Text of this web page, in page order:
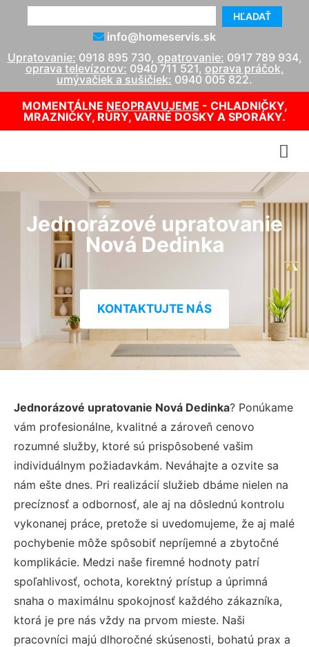
HĽADAŤ
info@homeservis.sk
Upratovanie: 0918 895 730, opatrovanie: 0917 789 934,
oprava televízorov: 0940 711 521, oprava práčok,
umývačiek a sušičiek: 0940 005 822.
MOMENTÁLNE NEOPRAVUJEME - CHLADNIČKY,
MRAZNIČKY, RÚRY, VARNÉ DOSKY A SPORÁKY.
Jednorázové upratovanie
Nová Dedinka
KONTAKTUJTE NÁS
Jednorázové upratovanie Nová Dedinka? Ponúkame
vám profesionálne, kvalitné a zároveň cenovo
rozumné služby, ktoré sú prispôsobené vašim
individuálnym požiadavkám. Neváhajte a ozvite sa
nám ešte dnes. Pri realizácií služieb dbáme nielen na
precíznosť a odbornosť, ale aj na dôslednú kontrolu
vykonanej práce, pretože si uvedomujeme, že aj malé
pochybenie môže spôsobiť nepríjemné a zbytočné
komplikácie. Medzi naše firemné hodnoty patrí
spoľahlivosť, ochota, korektný prístup a úprimná
snaha o maximálnu spokojnosť každého zákazníka,
ktorá je pre nás vždy na prvom mieste. Naši
pracovníci majú dlhoročné skúsenosti, bohatú prax a